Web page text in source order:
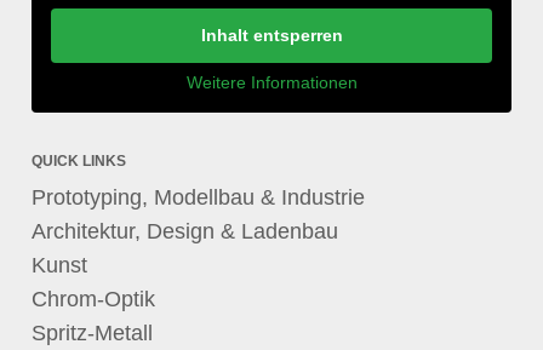
Inhalt entsperren
Weitere Informationen
QUICK LINKS
Prototyping, Modellbau & Industrie
Architektur, Design & Ladenbau
Kunst
Chrom-Optik
Spritz-Metall